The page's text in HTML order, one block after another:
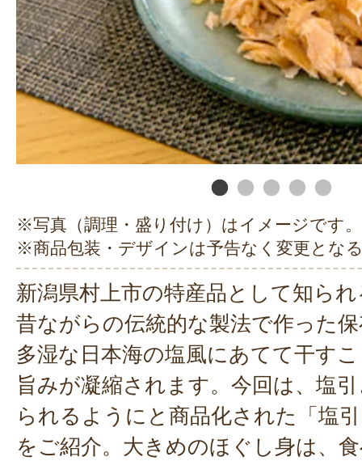
※写真（調理・盛り付け）はイメージです。
※商品包装・デザインは予告なく変更とな
新潟県村上市の特産品として知ら
昔ながらの伝統的な製法で作った
多湿な日本海の塩風にあてて干す
旨みが凝縮されます。今回は、塩
られるようにと商品化された「塩
をご紹介。大きめのほぐし身は、